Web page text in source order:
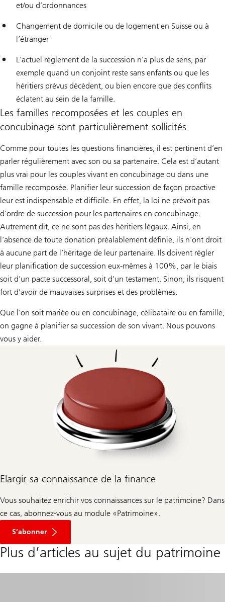
et/ou d’ordonnances
Changement de domicile ou de logement en Suisse ou à
l’étranger
L’actuel règlement de la succession n’a plus de sens, par
exemple quand un conjoint reste sans enfants ou que les
héritiers prévus décèdent, ou bien encore que des conflits
éclatent au sein de la famille.
Les familles recomposées et les couples en
concubinage sont particulièrement sollicités
Comme pour toutes les questions financières, il est pertinent d’en
parler régulièrement avec son ou sa partenaire. Cela est d’autant
plus vrai pour les couples vivant en concubinage ou dans une
famille recomposée. Planifier leur succession de façon proactive
leur est indispensable et difficile. En effet, la loi ne prévoit pas
d’ordre de succession pour les partenaires en concubinage.
Autrement dit, ce ne sont pas des héritiers légaux. Ainsi, en
l’absence de toute donation préalablement définie, ils n’ont droit
à aucune part de l’héritage de leur partenaire. Ils doivent régler
leur planification de succession eux-mêmes à 100%, par le biais
soit d’un pacte successoral, soit d’un testament. Sinon, ils risquent
fort d’avoir de mauvaises surprises et des problèmes.
Que l’on soit mariée ou en concubinage, célibataire ou en famille,
on gagne à planifier sa succession de son vivant. Nous pouvons
vous y aider.
Elargir sa connaissance de la finance
Vous souhaitez enrichir vos connaissances sur le patrimoine? Dans
ce cas, abonnez-vous au module «Patrimoine».
S’abonner
Plus d’articles au sujet du patrimoine